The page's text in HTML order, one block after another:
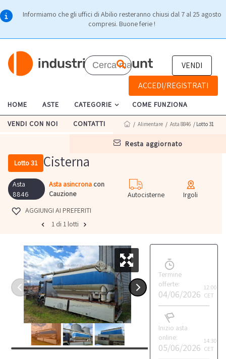
Informiamo che gli uffici di Abilio resteranno chiusi dal 7 al 25 agosto
compresi. Buone ferie !
VENDI
ACCEDI/REGISTRATI
HOME ASTE CATEGORIE COME FUNZIONA
VENDI CON NOI CONTATTI
resta aggiornato
/ Alimentare / Asta 8846 / Lotto 31
Lotto 31 Cisterna
Asta
8846
Asta asincrona con
Cauzione
Autocisterne
Irgoli
AGGIUNGI AI PREFERITI
1 di 1 lotti
Termine
offerte:
04/06/2026
12:00
CET
Inizio asta
online:
05/06/2026
14:30
CET